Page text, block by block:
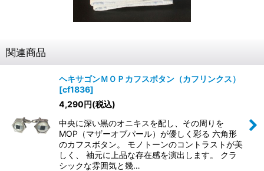
関連商品
ヘキサゴンＭＯＰカフスボタン（カフリンクス）
[cf1836]
4,290円(税込)
中央に深い黒のオニキスを配し、その周りを
MOP（マザーオブパール）が優しく彩る 六角形
のカフスボタン。 モノトーンのコントラストが美
しく、 袖元に上品な存在感を演出します。 クラ
シックな雰囲気と幾…